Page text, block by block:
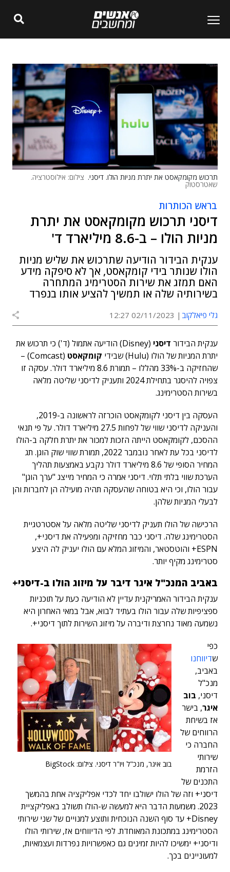
תרכוש מקומקאסט את יתרת מניות הולו. דיסני. צילום: אילוסטרציה.
שאטרסטוק
בראש הכותרות
דיסני תרכוש מקומקאסט את יתרת
מניות הולו – ב-8.6 מיליארד ד'
ענקית הבידור הודיעה שתרכוש את שליש מניות
הולו שנותר בידי קומקאסט, אך לא סיפקה מידע
האם תמזג את שירות הסטרימיג המתחרה
בשירותיה שלה או תמשיך להציע אותו בנפרד
גלי פיאלקוב 02/11/2023 12:27
ענקית הבידור דיסני (Disney)
הודיעה אתמול (ד') כי תרכוש את
יתרת המניות של הולו (Hulu) שבידי קומקאסט
(Comcast) –
שהחזיקה ב-33% מהללו – תמורת 8.6 מיליארד דולר. עסקה זו
צפויה להיסגר בתחילת 2024 ותעניק לדיסני שליטה מלאה
בשירות הסטרימינג.
העסקה בין דיסני לקומקאסט הוכרזה לראשונה ב-2019,
והעניקה לדיסני שווי של לפחות 27.5 מיליארד דולר. על פי תנאי
ההסכם, לקומקאסט הייתה הזכות למכור את יתרת חלקה ב-הולו
לדיסני בכל עת לאחר נובמבר 2022, תמורת שווי שוק הוגן. תג
המחיר הסופי של 8.6 מיליארד דולר נקבע באמצעות תהליך
הערכת שווי בלתי תלוי. דיסני אמרה כי המחיר מייצג "ערך הוגן"
עבור הולו, וכי היא בטוחה שהעסקה תהיה מועילה הן לחברות והן
לבעלי המניות שלהן.
הרכישה של הולו תעניק לדיסני שליטה מלאה על אסטרטגיית
הסטרימינג שלה. דיסני כבר מחזיקה ומפעילה את דיסני+,
ESPN+ והוטסטאר, והמיזוג המלא עם הולו יעניק לה היצע
סטרימינג מקיף יותר.
באביב המנכ"ל איגר דיבר על מיזוג הולו ב-דיסני+
ענקית הבידור האמריקנית עדיין לא הודיעה כעת על תוכניות
ספציפיות שלה עבור הולו בעתיד לבוא, אבל במאי האחרון היא
נשמעה מאוד נחרצת ודיברה על מיזוג השירות לתוך דיסני+.
בוב איגר, מנכ"ל ויו"ר דיסני. צילום: BigStock
כפי
שדיווחנו
באביב,
מנכ"ל
דיסני, בוב
איגר, בישר
אז בשיחת
הרווחים של
החברה כי
שירותי
הזרמת
התכנים של
דיסני+ וזה של הולו ישולבו יחד לכדי אפליקציה אחת בהמשך
2023. משמעות הדבר היא למעשה ש-הולו תשולב באפליקציית
Disney+ עד סוף השנה הנוכחית ותוצע למנויים של שני שירותי
הסטרימינג במתכונת המאוחדת. לפי הדיווחים אז, שירותי הולו
ודיסני+ ימשיכו להיות זמינים גם כאפשרויות נפרדות ועצמאיות,
למעוניינים בכך.